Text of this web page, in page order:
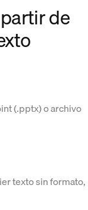
de
(.pptx) o archivo
texto sin formato,